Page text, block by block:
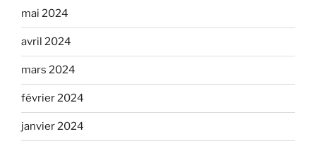
mai 2024
avril 2024
mars 2024
février 2024
janvier 2024